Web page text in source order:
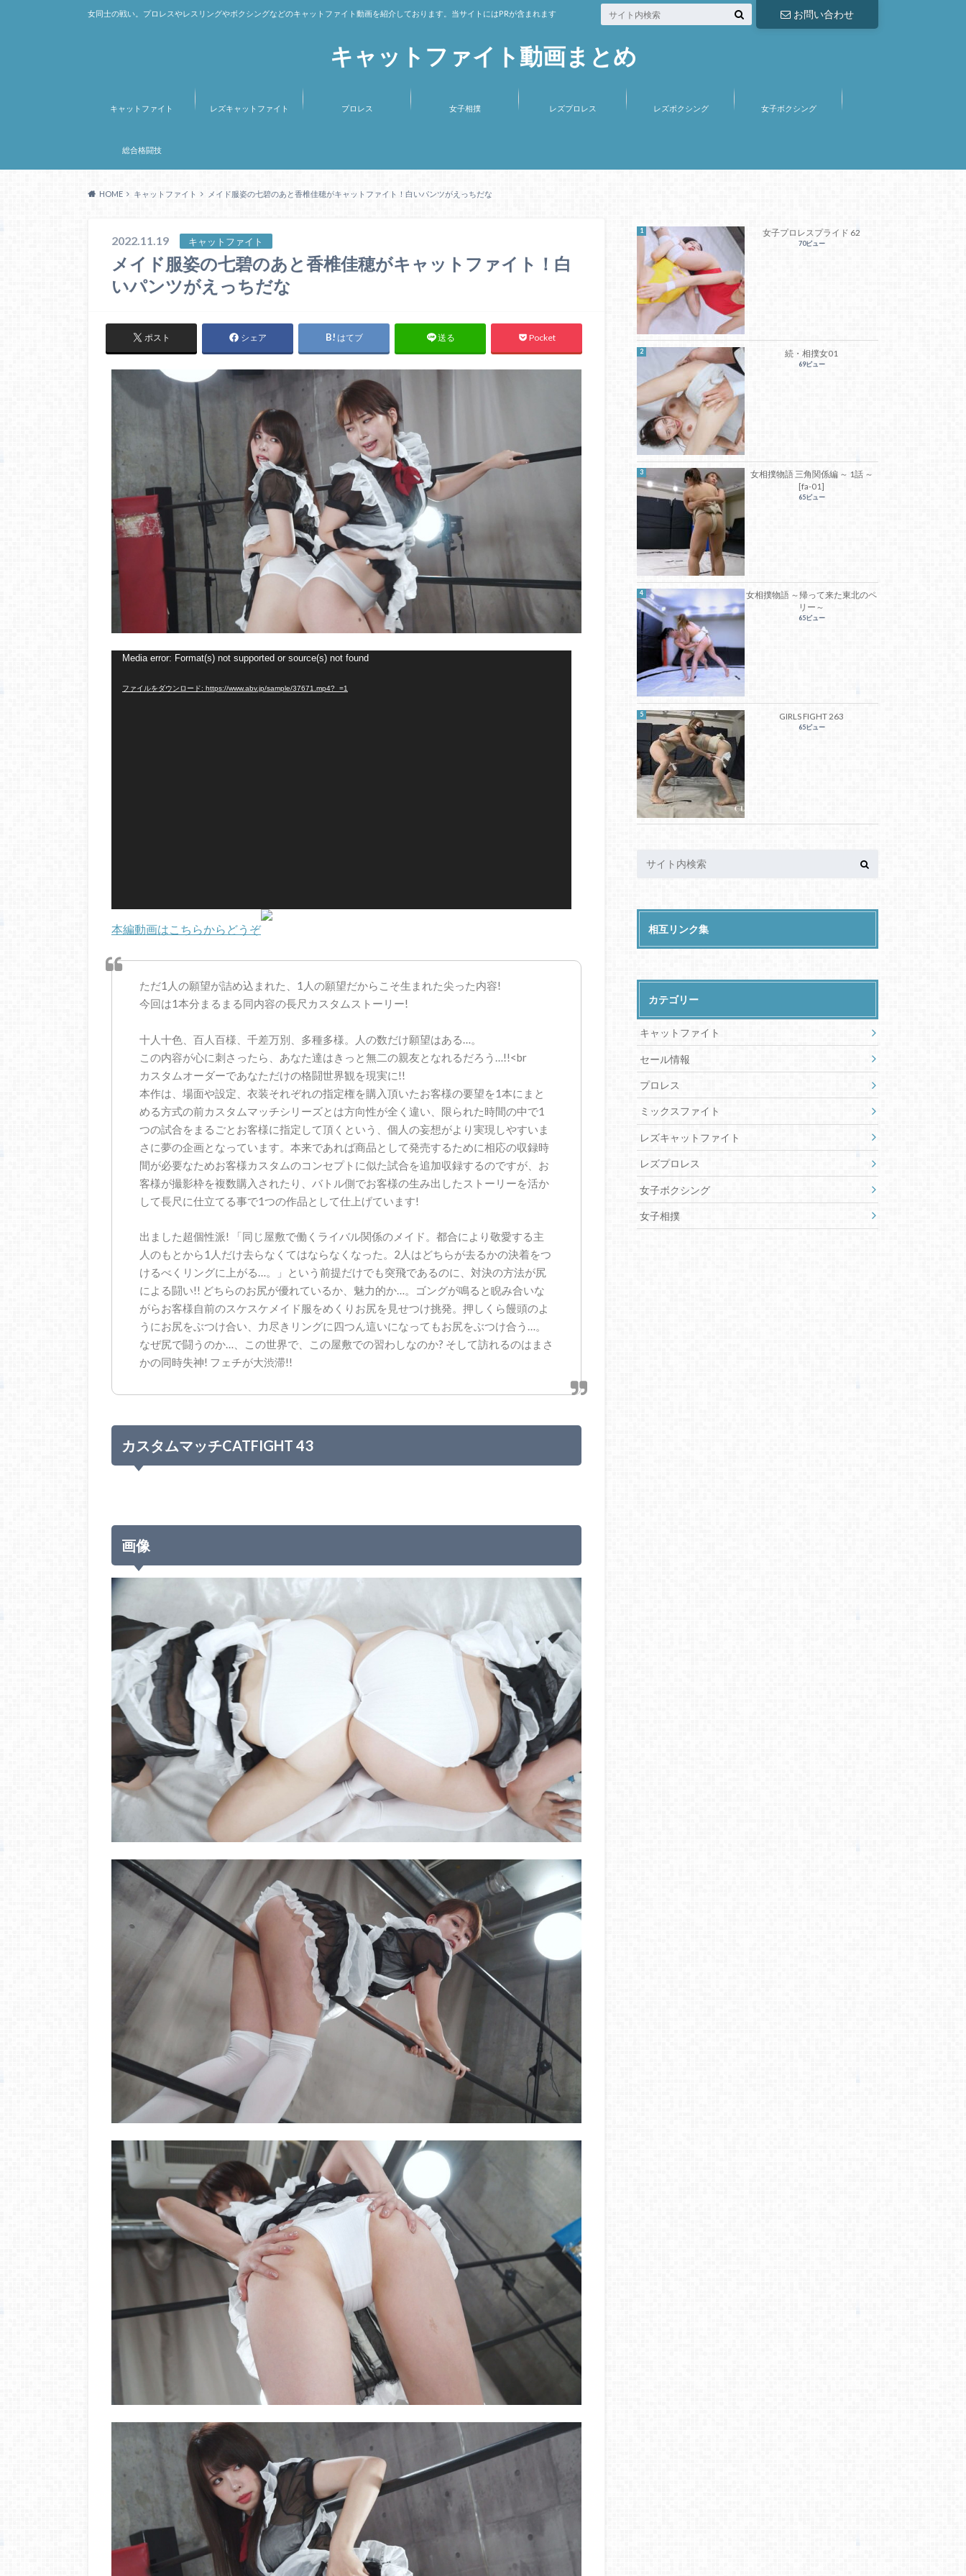
キャットファイト動画まとめ
女同士の戦い。プロレスやレスリングやボクシングなどのキャットファイト動画を紹介しております。当サイトにはPRが含まれます お問い合わせ
キャットファイト レズキャットファイト プロレス 女子相撲 レズプロレス レズボクシング 女子ボクシング
総合格闘技
HOME キャットファイト メイド服姿の七碧のあと香椎佳穂がキャットファイト！白いパンツがえっちだな
2022.11.19 キャットファイト
メイド服姿の七碧のあと香椎佳穂がキャットファイト！白
いパンツがえっちだな
ポスト シェア はてブ 送る Pocket
Media error: Format(s) not supported or source(s) not found
ファイルをダウンロード: https://www.abv.jp/sample/37671.mp4?_=1
本編動画はこちらからどうぞ
ただ1人の願望が詰め込まれた、1人の願望だからこそ生まれた尖った内容!
今回は1本分まるまる同内容の長尺カスタムストーリー!
十人十色、百人百様、千差万別、多種多様。人の数だけ願望はある…。
この内容が心に刺さったら、あなた達はきっと無二の親友となれるだろう…!!<br
カスタムオーダーであなただけの格闘世界観を現実に!!
本作は、場面や設定、衣装それぞれの指定権を購入頂いたお客様の要望を1本にまと
める方式の前カスタムマッチシリーズとは方向性が全く違い、限られた時間の中で1
つの試合をまるごとお客様に指定して頂くという、個人の妄想がより実現しやすいま
さに夢の企画となっています。本来であれば商品として発売するために相応の収録時
間が必要なためお客様カスタムのコンセプトに似た試合を追加収録するのですが、お
客様が撮影枠を複数購入されたり、バトル側でお客様の生み出したストーリーを活か
して長尺に仕立てる事で1つの作品として仕上げています!
出ました超個性派! 「同じ屋敷で働くライバル関係のメイド。都合により敬愛する主
人のもとから1人だけ去らなくてはならなくなった。2人はどちらが去るかの決着をつ
けるべくリングに上がる…。」という前提だけでも突飛であるのに、対決の方法が尻
による闘い!! どちらのお尻が優れているか、魅力的か…。ゴングが鳴ると睨み合いな
がらお客様自前のスケスケメイド服をめくりお尻を見せつけ挑発。押しくら饅頭のよ
うにお尻をぶつけ合い、力尽きリングに四つん這いになってもお尻をぶつけ合う…。
なぜ尻で闘うのか…、この世界で、この屋敷での習わしなのか? そして訪れるのはまさ
かの同時失神! フェチが大渋滞!!
カスタムマッチCATFIGHT 43
画像
女子プロレスプライド 62
70ビュー
続・相撲女01
69ビュー
女相撲物語 三角関係編 ～ 1話 ～
[fa-01]
65ビュー
女相撲物語 ～帰って来た東北のペ
リー～
65ビュー
GIRLS FIGHT 263
65ビュー
相互リンク集
カテゴリー
キャットファイト
セール情報
プロレス
ミックスファイト
レズキャットファイト
レズプロレス
女子ボクシング
女子相撲